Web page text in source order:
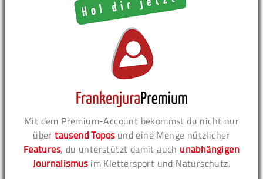
Mit dem Premium-Account bekommst du nicht nur
übertausend Toposund eine Menge nützlicher
Features, du unterstützt damit auch unabhängigen
Journalismusim Klettersport und Naturschutz.